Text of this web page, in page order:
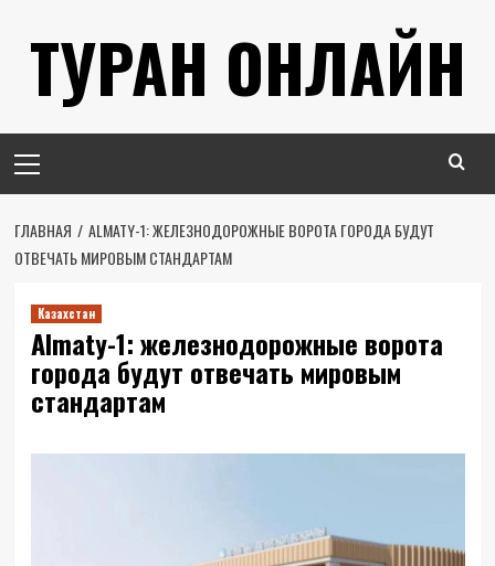
содержимому
ТУРАН ОНЛАЙН
меню
ГЛАВНАЯ
ALMATY-1: ЖЕЛЕЗНОДОРОЖНЫЕ ВОРОТА ГОРОДА БУДУТ
ОТВЕЧАТЬ МИРОВЫМ СТАНДАРТАМ
Казахстан
Almaty-1: железнодорожные ворота
города будут отвечать мировым
стандартам